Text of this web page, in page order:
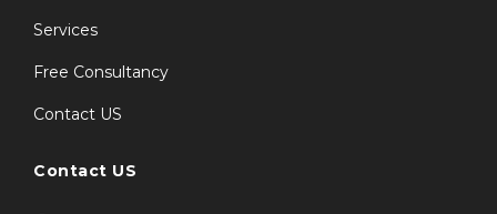
Services
Free Consultancy
Contact US
Contact US